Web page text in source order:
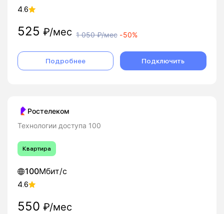
4.6
525 ₽/мес 1 050₽/мес -50%
Подробнее Подключить
Ростелеком
Технологии доступа 100
Квартира
100Мбит/с
4.6
550 ₽/мес